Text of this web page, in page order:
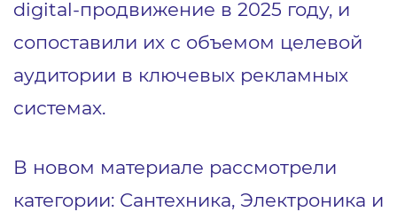
digital-продвижение в 2025 году, и
сопоставили их с объемом целевой
аудитории в ключевых рекламных
системах.
В новом материале рассмотрели
категории: Сантехника, Электроника и